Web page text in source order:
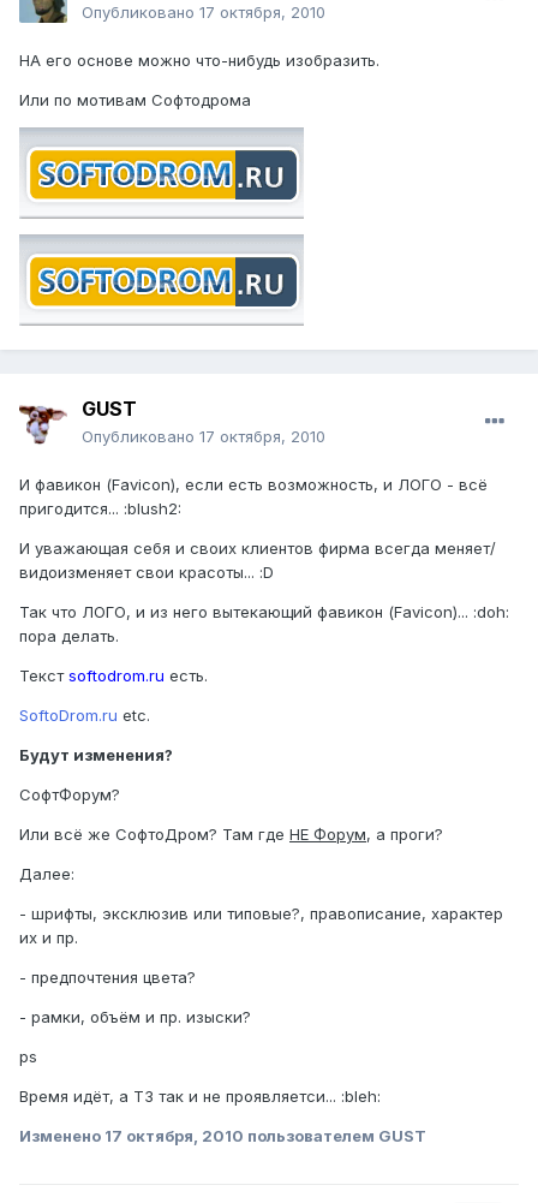
Опубликовано 17 октября, 2010
НА его основе можно что-нибудь изобразить.
Или по мотивам Софтодрома
GUST
Опубликовано 17 октября, 2010
И фавикон (Favicon), если есть возможность, и ЛОГО - всё
пригодится... :blush2:
И уважающая себя и своих клиентов фирма всегда меняет/
видоизменяет свои красоты... :D
Так что ЛОГО, и из него вытекающий фавикон (Favicon)... :doh:
пора делать.
Текстsoftodrom.ru есть.
SoftoDrom.ru etc.
Будут изменения?
СофтФорум?
Или всё же СофтоДром? Там где НЕ Форум, а проги?
Далее:
- шрифты, эксклюзив или типовые?, правописание, характер
их и пр.
- предпочтения цвета?
- рамки, объём и пр. изыски?
ps
Время идёт, а ТЗ так и не проявляетси... :bleh:
Изменено 17 октября, 2010 пользователем GUST